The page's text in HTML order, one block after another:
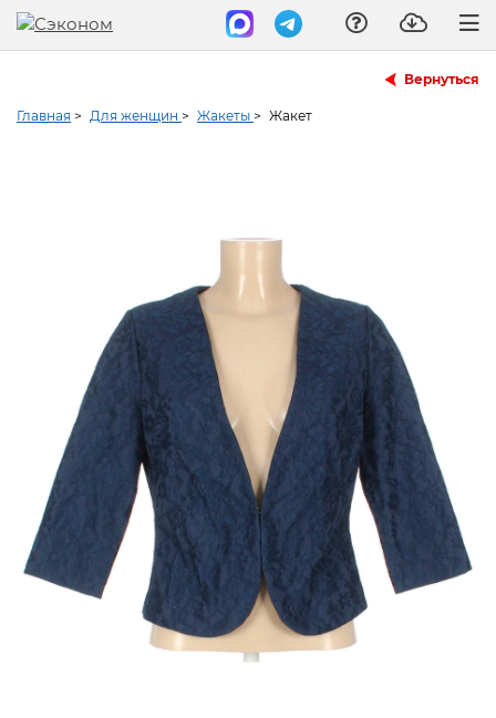
Вернуться
Главная > Для женщин > Жакеты > Жакет